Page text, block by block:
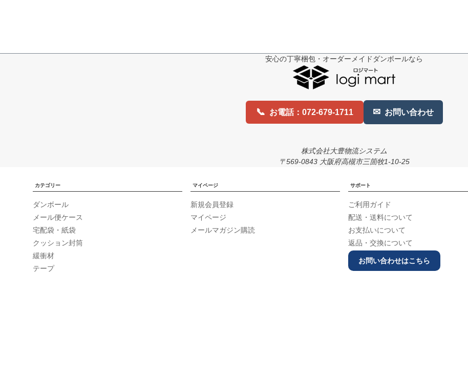
安心の丁寧梱包・オーダーメイドダンボールなら
📞 お電話：072-679-1711 ✉ お問い合わせ
株式会社大豊物流システム
〒569-0843 大阪府高槻市三箇牧1-10-25
カテゴリー
ダンボール
メール便ケース
宅配袋・紙袋
クッション封筒
緩衝材
テープ
マイページ
新規会員登録
マイページ
メールマガジン購読
サポート
ご利用ガイド
配送・送料について
お支払いについて
返品・交換について
お問い合わせはこちら